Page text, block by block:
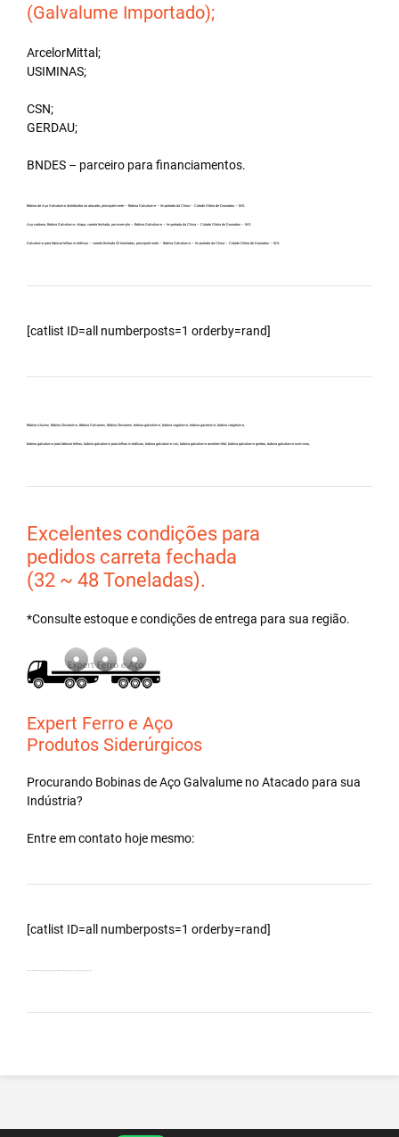
(Galvalume Importado);
ArcelorMittal;
USIMINAS;
CSN;
GERDAU;
BNDES – parceiro para financiamentos.
Bobina de Aço Galvalume distribuidor no atacado, principalmente – Bobina Galvalume – Importada da China – Cidade Glória de Dourados – MS.
Aço carbono, Bobina Galvalume, chapa, carreta fechada, por exemplo – Bobina Galvalume – Importada da China – Cidade Glória de Dourados – MS.
Galvalume para fabricar telhas metálicas – carreta fechada 32 toneladas, principalmente – Bobina Galvalume – Importada da China – Cidade Glória de Dourados – MS.
[catlist ID=all numberposts=1 orderby=rand]
Bobina Aluzinc, Bobina Zincalume, Bobina Galvanew, Bobina Zincanew, bobina galvolume, bobina vagalume, bobina gavolume, bobina valgalume,
bobina galvalume para fabricar telhas, bobina galvalume para telhas metálicas, bobina galvalume csn, bobina galvalume arcelormittal, bobina galvalume gerdau, bobina galvalume usiminas,
Excelentes condições para
pedidos carreta fechada
(32 ~ 48 Toneladas).
*Consulte estoque e condições de entrega para sua região.
Expert Ferro e Aço
Produtos Siderúrgicos
Procurando Bobinas deAço Galvalume noAtacado para sua
Indústria?
Entre em contato hoje mesmo:
[catlist ID=all numberposts=1 orderby=rand]